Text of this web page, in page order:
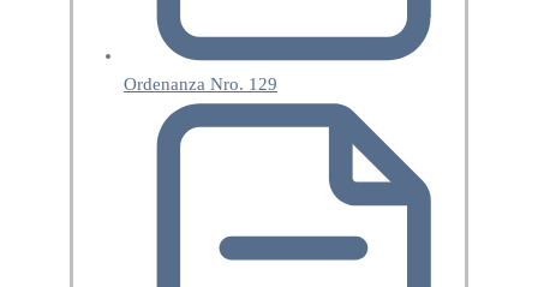
Ordenanza Nro. 129